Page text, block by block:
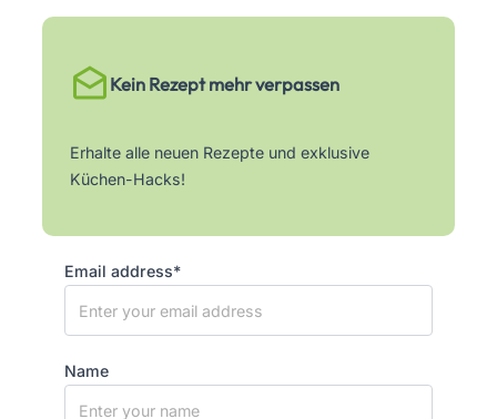
Kein Rezept mehr verpassen
Erhalte alle neuen Rezepte und exklusive
Küchen-Hacks!
Email address*
Name